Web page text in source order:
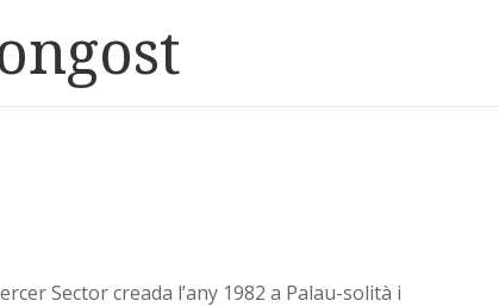
Sector creada l’any 1982 a Palau-solità i